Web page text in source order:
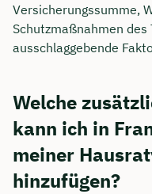
Versicherungssumme,
Schutzmaßnahmen des
ausschlaggebende
Welche
kann ich in
meiner
hinzufügen?